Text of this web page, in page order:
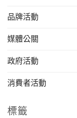
品牌活動
媒體公關
政府活動
消費者活動
標籤